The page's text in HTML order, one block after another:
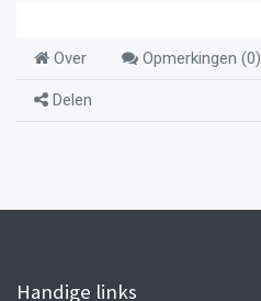
Over Opmerkingen (0)
Delen
Handige links